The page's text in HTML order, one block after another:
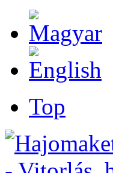
Top